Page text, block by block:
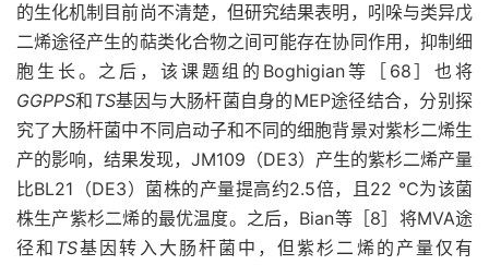
的生化机制目前尚不清楚，但研究结果表明，吲哚与类异戊
二烯途径产生的萜类化合物之间可能存在协同作用，抑制细
胞生长。之后，该课题组的Boghigian等［68］也将
GGPPS和TS基因与大肠杆菌自身的MEP途径结合，分别探
究了大肠杆菌中不同启动子和不同的细胞背景对紫杉二烯生
产的影响，结果发现，JM109（DE3）产生的紫杉二烯产量
比BL21（DE3）菌株的产量提高约2.5倍，且22 ℃为该菌
株生产紫杉二烯的最优温度。之后，Bian等［8］将MVA途
径和 TS基因转入大肠杆菌中，但紫杉二烯的产量仅有